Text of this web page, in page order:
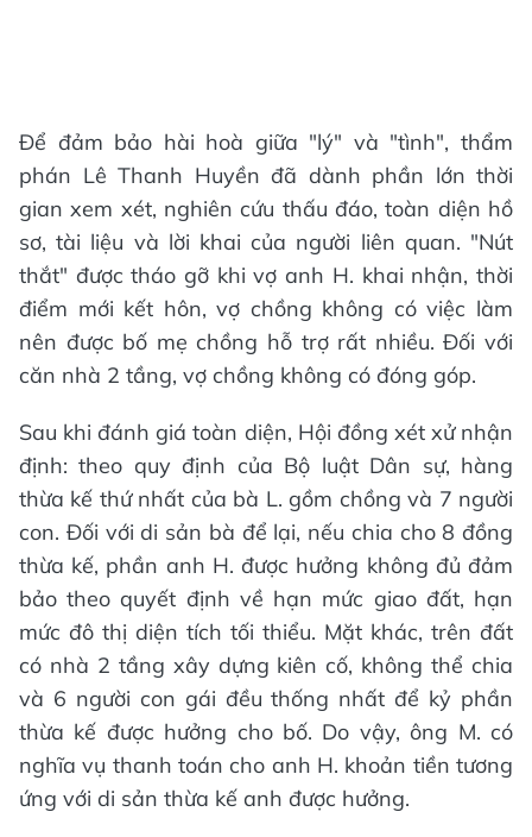
Để đảm bảo hài hoà giữa "lý" và "tình", thẩm
phán Lê Thanh Huyền đã dành phần lớn thời
gian xem xét, nghiên cứu thấu đáo, toàn diện hồ
sơ, tài liệu và lời khai của người liên quan. "Nút
thắt" được tháo gỡ khi vợ anh H. khai nhận, thời
điểm mới kết hôn, vợ chồng không có việc làm
nên được bố mẹ chồng hỗ trợ rất nhiều. Đối với
căn nhà 2 tầng, vợ chồng không có đóng góp.
Sau khi đánh giá toàn diện, Hội đồng xét xử nhận
định: theo quy định của Bộ luật Dân sự, hàng
thừa kế thứ nhất của bà L. gồm chồng và 7 người
con. Đối với di sản bà để lại, nếu chia cho 8 đồng
thừa kế, phần anh H. được hưởng không đủ đảm
bảo theo quyết định về hạn mức giao đất, hạn
mức đô thị diện tích tối thiểu. Mặt khác, trên đất
có nhà 2 tầng xây dựng kiên cố, không thể chia
và 6 người con gái đều thống nhất để kỷ phần
thừa kế được hưởng cho bố. Do vậy, ông M. có
nghĩa vụ thanh toán cho anh H. khoản tiền tương
ứng với di sản thừa kế anh được hưởng.